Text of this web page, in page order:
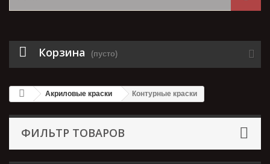
Корзина (пусто)
Акриловые краски Контурные краски
ФИЛЬТР ТОВАРОВ